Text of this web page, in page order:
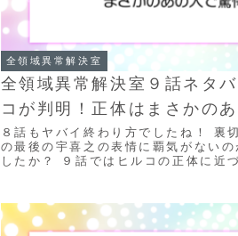
全領域異常解決室
全領域異常解決室９話ネタ
コが判明！正体はまさかのあ
８話もヤバイ終わり方でしたね！ 裏
の最後の宇喜之の表情に覇気がない
したか？ ９話ではヒルコの正体に近
解決室のメンバーにも危機が訪れま